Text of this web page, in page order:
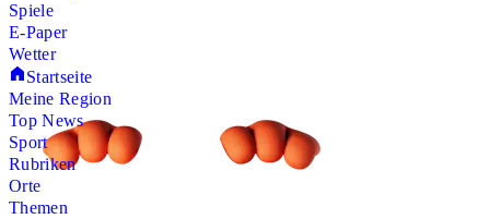
Spiele
E-Paper
Wetter
Startseite
Meine Region
Top News
Sport
Rubriken
Orte
Themen